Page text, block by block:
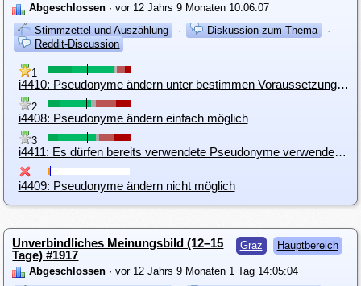
Abgeschlossen · vor 12 Jahrs 9 Monaten 10:06:07
Stimmzettel und Auszählung
· Diskussion zum Thema
·
Reddit-Discussion
1
i4410: Pseudonyme ändern unter bestimmen Voraussetzungen möglich
2
i4408: Pseudonyme ändern einfach möglich
3
i4411: Es dürfen bereits verwendete Pseudonyme verwendet werden
i4409: Pseudonyme ändern nicht möglich
Graz Hauptbereich
Unverbindliches Meinungsbild (12–15
Tage) #1917
Abgeschlossen · vor 12 Jahrs 9 Monaten 1 Tag 14:05:04